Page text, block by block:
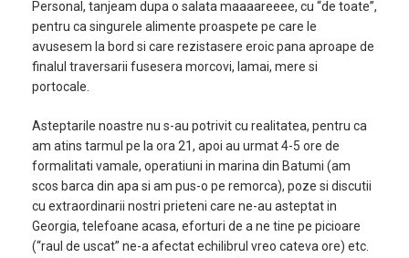
Personal, tanjeam dupa o salata maaaareeee, cu “de toate”,
pentru ca singurele alimente proaspete pe care le
avusesem la bord si care rezistasere eroic pana aproape de
finalul traversarii fusesera morcovi, lamai, mere si
portocale.
Asteptarile noastre nu s-au potrivit cu realitatea, pentru ca
am atins tarmul pe la ora 21, apoi au urmat 4-5 ore de
formalitati vamale, operatiuni in marina din Batumi (am
scos barca din apa si am pus-o pe remorca), poze si discutii
cu extraordinarii nostri prieteni care ne-au asteptat in
Georgia, telefoane acasa, eforturi de a ne tine pe picioare
(“raul de uscat” ne-a afectat echilibrul vreo cateva ore) etc.